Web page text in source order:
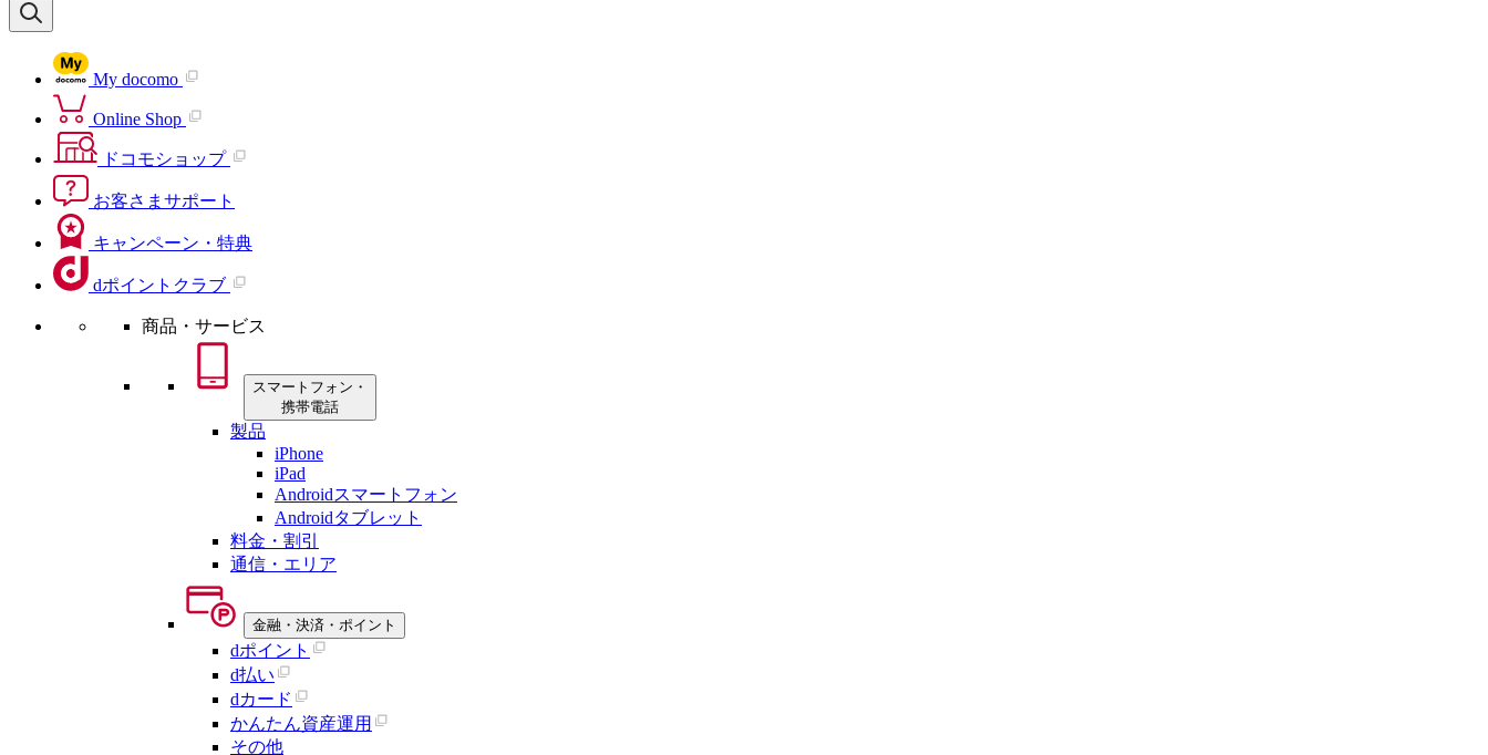
My docomo
Online Shop
ドコモショップ
お客さまサポート
キャンペーン・特典
dポイントクラブ
商品・サービス
スマートフォン・
携帯電話
製品
iPhone
iPad
Androidスマートフォン
Androidタブレット
料金・割引
通信・エリア
金融・決済・ポイント
dポイント
d払い
dカード
かんたん資産運用
その他